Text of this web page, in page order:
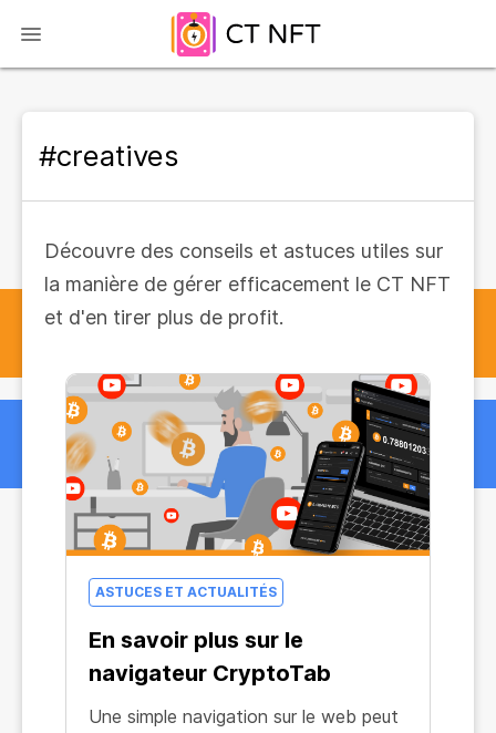
#creatives
Découvre des conseils et astuces utiles sur
la manière de gérer efficacement le CT NFT
et d'en tirer plus de profit.
ASTUCES ET ACTUALITÉS
En savoir plus sur le
navigateur CryptoTab
Une simple navigation sur le web peut